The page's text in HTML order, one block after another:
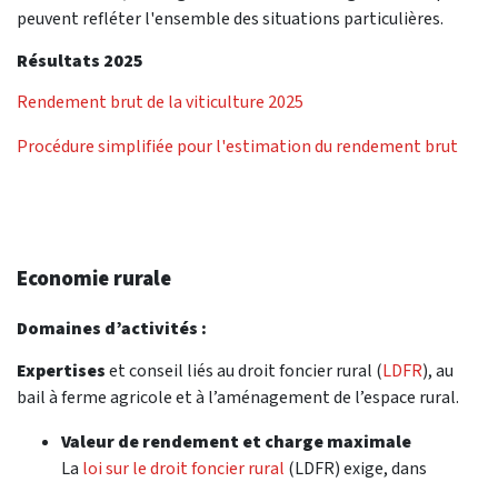
peuvent refléter l'ensemble des si­tuations particulières.
Résultats 2025
Rendement brut de la viticulture 2025
Procédure simplifiée pour l'estimation du rendement brut
Economie rurale
Domaines d’activités :
Expertiseset conseil liés au droit foncier rural (LDFR), au
bail à ferme agricole et à l’aménagement de l’espace rural.
Valeur de rendementet charge maximale
La loi sur le droit foncier rural (LDFR) exige, dans